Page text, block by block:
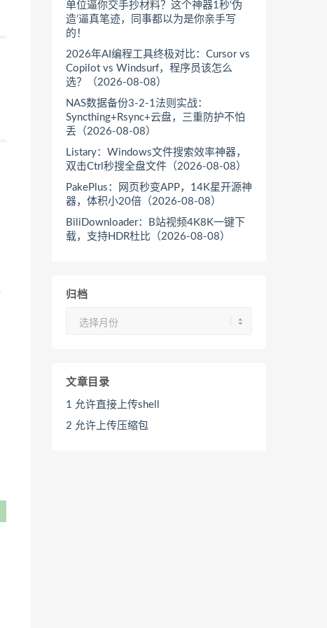
单位逼你交手抄材料？这个神器1秒‘伪
造’逼真笔迹，同事都以为是你亲手写
的！
2026年AI编程工具终极对比：Cursor vs
Copilot vs Windsurf，程序员该怎么
选？（2026-08-08）
NAS数据备份3-2-1法则实战：
Syncthing+Rsync+云盘，三重防护不怕
丢（2026-08-08）
Listary：Windows文件搜索效率神器，
双击Ctrl秒搜全盘文件（2026-08-08）
PakePlus：网页秒变APP，14K星开源神
器，体积小20倍（2026-08-08）
BiliDownloader：B站视频4K8K一键下
载，支持HDR杜比（2026-08-08）
归档
文章目录
1 允许直接上传shell
2 允许上传压缩包